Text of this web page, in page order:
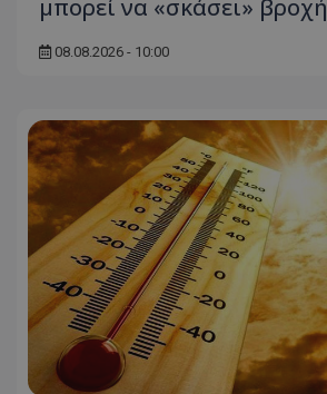
μπορεί να «σκάσει» βροχή
08.08.2026 - 10:00